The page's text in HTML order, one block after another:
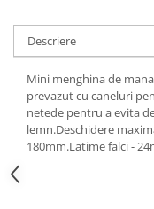
Handmade / Bijutieri
Abrazive
Ciocane Miniatura
Clesti Miniatura
Curatare Bijuterii
Dispozitive Bratari
Descriere
Mini menghina de
prevazut cu caneluri
netede pentru a evita
lemn.Deschidere
180mm.Latime falci -